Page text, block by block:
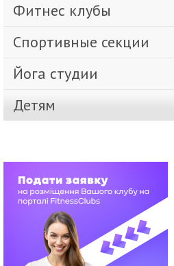
Фитнес клубы
Спортивные секции
Йога студии
Детям